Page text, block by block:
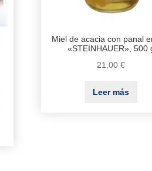
Miel de acacia con panal
«STEINHAUER», 500
21,00€
Leer más